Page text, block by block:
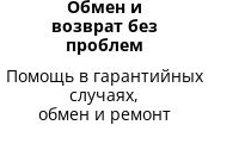
Обмен и
возврат без
проблем
Помощь в гарантийных
случаях,
обмен и ремонт